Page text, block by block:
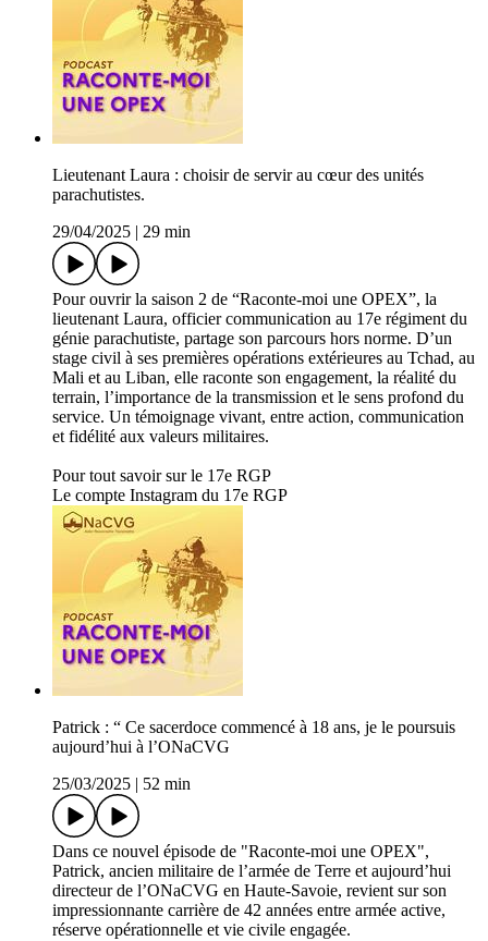
Lieutenant Laura : choisir de servir au cœur des unités
parachutistes.
29/04/2025
29 min
Pour ouvrir la saison 2 de “Raconte-moi une OPEX”, la
lieutenant Laura, officier communication au 17e régiment du
génie parachutiste, partage son parcours hors norme. D’un
stage civil à ses premières opérations extérieures au Tchad, au
Mali et au Liban, elle raconte son engagement, la réalité du
terrain, l’importance de la transmission et le sens profond du
service. Un témoignage vivant, entre action, communication
et fidélité aux valeurs militaires.
Pour tout savoir sur le 17e RGP
Le compte Instagram du 17e RGP
Patrick : “ Ce sacerdoce commencé à 18 ans, je le poursuis
aujourd’hui à l’ONaCVG
25/03/2025
52 min
Dans ce nouvel épisode de "Raconte-moi une OPEX",
Patrick, ancien militaire de l’armée de Terre et aujourd’hui
directeur de l’ONaCVG en Haute-Savoie, revient sur son
impressionnante carrière de 42 années entre armée active,
réserve opérationnelle et vie civile engagée.